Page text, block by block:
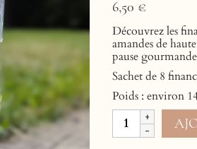
6,50 €
Découvrez les
amandes de
pause
Sachet de 8
Poids : environ
quantité
Financiers